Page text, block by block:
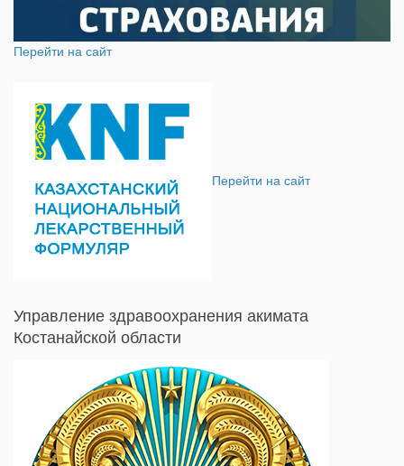
Перейти на сайт
Перейти на сайт
Управление здравоохранения акимата
Костанайской области